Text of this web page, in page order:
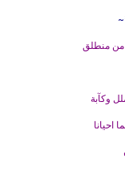
من منطلق
وكآبة